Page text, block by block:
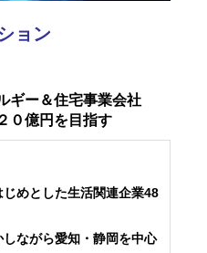
ョン
ギー＆住宅事業会社
０億円を目指す
めとした生活関連企業48
ながら愛知・静岡を中心